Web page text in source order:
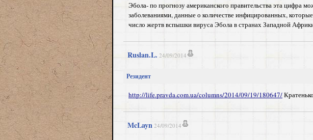
Эбола- по прогнозу американского правительства эта цифра
заболеваниями, данные о количестве инфицированных,
число жертв вспышки вируса Эбола в странах Западной
Ruslan.L. 24/09/2014
Резидент
http://life.pravda.com.ua/columns/2014/09/19/180647/
McLayn 24/09/2014